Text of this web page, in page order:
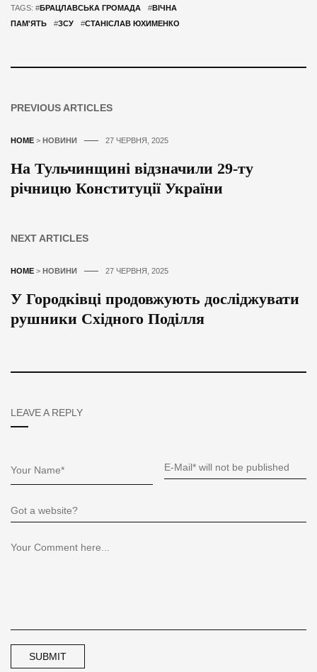
TAGS: #БРАЦЛАВСЬКА ГРОМАДА #ВІЧНА
ПАМ'ЯТЬ
#ЗСУ #СТАНІСЛАВ ЮХИМЕНКО
PREVIOUS ARTICLES
HOME > НОВИНИ 27 ЧЕРВНЯ, 2025
На Тульчинщині відзначили 29-ту
річницю Конституції України
NEXT ARTICLES
HOME > НОВИНИ 27 ЧЕРВНЯ, 2025
У Городківці продовжують досліджувати
рушники Східного Поділля
LEAVE A REPLY